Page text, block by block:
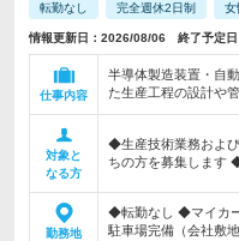
転勤なし 完全週休2日制 女
情報更新日：2026/08/06 終了予定
仕事内容
半導体製造装置・自
た生産工程の設計や
対象と
なる方
◆生産技術業務およ
ちの方を募集します
勤務地
◆転勤なし ◆マイカ
駐車場完備（会社敷